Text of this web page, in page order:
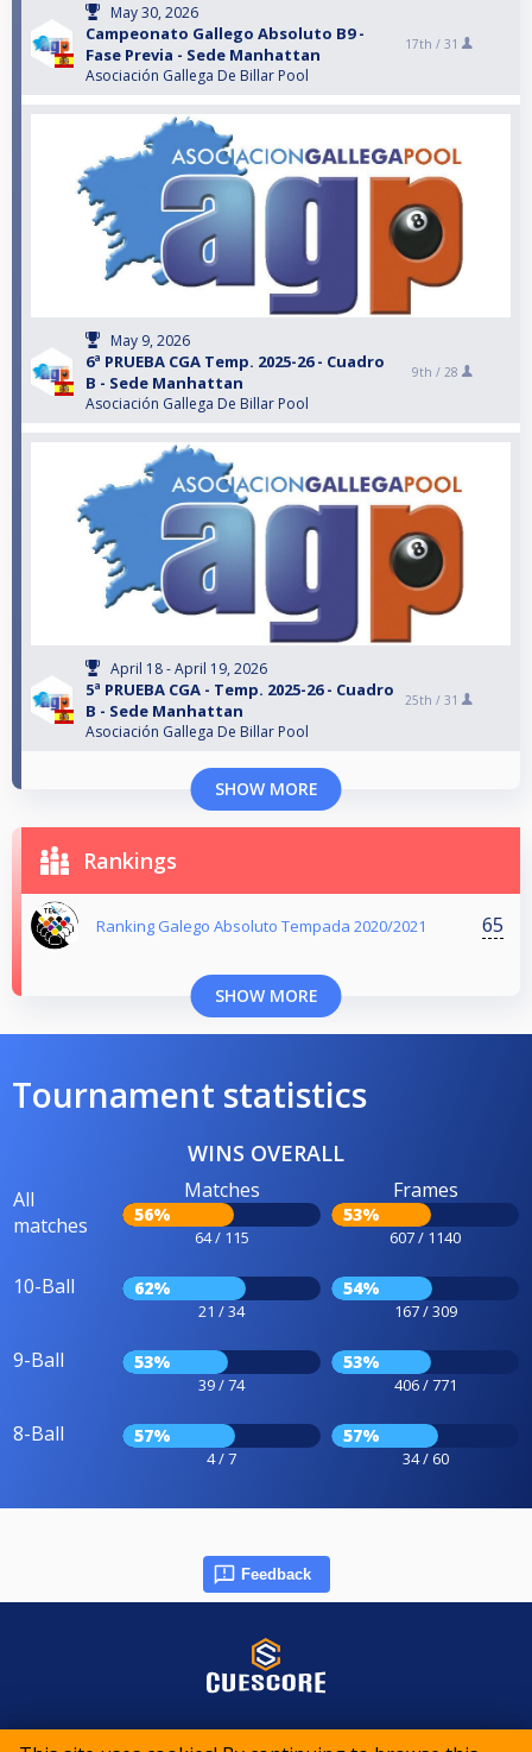
May 30, 2026
Campeonato Gallego Absoluto B9 -
Fase Previa - Sede Manhattan
Asociación Gallega De Billar Pool
17th / 31
May 9, 2026
6ª PRUEBA CGA Temp. 2025-26 - Cuadro
B - Sede Manhattan
Asociación Gallega De Billar Pool
9th / 28
April 18 - April 19, 2026
5ª PRUEBA CGA - Temp. 2025-26 - Cuadro
B - Sede Manhattan
Asociación Gallega De Billar Pool
25th / 31
SHOW MORE
Rankings
Ranking Galego Absoluto Tempada 2020/2021 65
SHOW MORE
Tournament statistics
WINS OVERALL
All
matches
Matches
56%
64 / 115
Frames
53%
607 / 1140
10-Ball 62%
21 / 34
54%
167 / 309
9-Ball 53%
39 / 74
53%
406 / 771
8-Ball 57%
4 / 7
57%
34 / 60
Feedback
© 2015-2026 CueScore International